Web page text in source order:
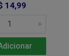
14,99